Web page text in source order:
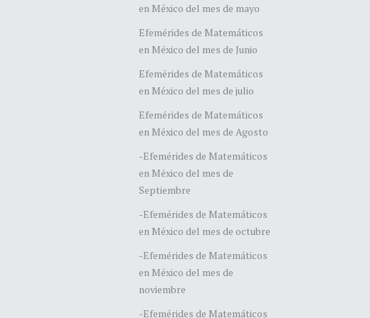
en México del mes de mayo
Efemérides de Matemáticos
en México del mes de Junio
Efemérides de Matemáticos
en México del mes de julio
Efemérides de Matemáticos
en México del mes de Agosto
-Efemérides de Matemáticos
en México del mes de
Septiembre
-Efemérides de Matemáticos
en México del mes de octubre
-Efemérides de Matemáticos
en México del mes de
noviembre
-Efemérides de Matemáticos